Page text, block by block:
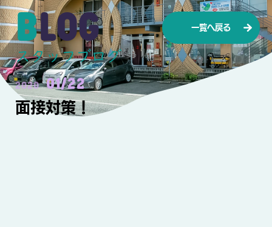
BLOG
スタッフブログ
一覧へ戻る
2020 01/22
面接対策！